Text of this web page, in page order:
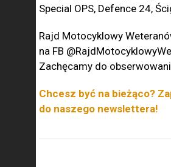
Special OPS, Defence 24,
Rajd Motocyklowy
na FB
Zachęcamy do
Chcesz być na bieżąco?
do naszego newslettera!